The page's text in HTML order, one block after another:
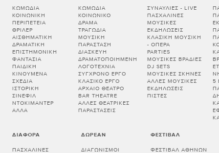
ΚΩΜΩΔΊΑ
ΚΟΙΝΩΝΙΚΉ
ΠΕΡΙΠΈΤΕΙΑ
ΘΡΊΛΕΡ
ΑΙΣΘΗΜΑΤΙΚΉ
ΔΡΑΜΑΤΙΚΉ
ΕΠΙΣΤΗΜΟΝΙΚΉ
ΦΑΝΤΑΣΊΑ
ΠΑΙΔΙΚΉ
ΚΙΝΟΎΜΕΝΑ
ΣΧΈΔΙΑ
ΙΣΤΟΡΙΚΉ
ΣΙΝΕΦΊΛ
ΝΤΟΚΙΜΑΝΤΈΡ
ΆΛΛΑ
ΚΩΜΩΔΊΑ
ΚΟΙΝΩΝΙΚΌ
ΔΡΆΜΑ
ΤΡΑΓΩΔΊΑ
ΜΟΥΣΙΚΉ
ΠΑΡΆΣΤΑΣΗ
ΔΙΑΣΚΕΥΉ
ΔΡΑΜΑΤΟΠΟΙΗΜΈΝΗ
ΛΟΓΟΤΕΧΝΊΑ
ΣΎΓΧΡΟΝΟ ΈΡΓΟ
ΚΛΑΣΙΚΌ ΈΡΓΟ
ΑΡΧΑΊΟ ΘΈΑΤΡΟ
BAR THEATRE
ΆΛΛΕΣ ΘΕΑΤΡΙΚΈΣ
ΠΑΡΑΣΤΆΣΕΙΣ
ΣΥΝΑΥΛΊΕΣ - LIVE
ΠΑΣΧΑΛΙΝΈΣ
ΜΟΥΣΙΚΈΣ
ΕΚΔΗΛΏΣΕΙΣ
ΚΛΑΣΙΚΉ ΜΟΥΣΙΚΉ
- ΌΠΕΡΑ
PARTIES
ΜΟΥΣΙΚΈΣ ΒΡΑΔΙΈΣ
DJ SETS
ΜΟΥΣΙΚΈΣ ΣΚΗΝΈΣ
ΆΛΛΕΣ ΜΟΥΣΙΚΈΣ
ΕΚΔΗΛΏΣΕΙΣ
ΠΊΣΤΕΣ
5
ΔΙΆΦΟΡΑ
ΠΑΣΧΑΛΙΝΈΣ
ΔΩΡΕΆΝ
ΔΙΑΓΩΝΙΣΜΟΊ
ΦΕΣΤΙΒΆΛ
ΦΕΣΤΙΒΆΛ ΑΘΗΝΏΝ